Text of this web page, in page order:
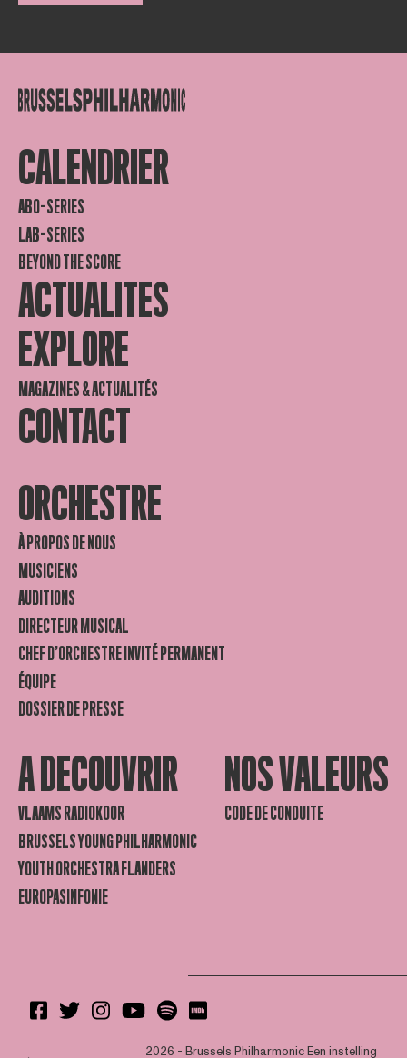
CALENDRIER
ABO-SERIES
LAB-SERIES
BEYOND THE SCORE
ACTUALITES
EXPLORE
MAGAZINES & ACTUALITÉS
CONTACT
ORCHESTRE
À PROPOS DE NOUS
MUSICIENS
AUDITIONS
DIRECTEUR MUSICAL
CHEF D’ORCHESTRE INVITÉ PERMANENT
ÉQUIPE
DOSSIER DE PRESSE
A DECOUVRIR
VLAAMS RADIOKOOR
BRUSSELS YOUNG PHILHARMONIC
YOUTH ORCHESTRA FLANDERS
EUROPASINFONIE
NOS VALEURS
CODE DE CONDUITE
2026 - Brussels PhilharmonicEen instelling